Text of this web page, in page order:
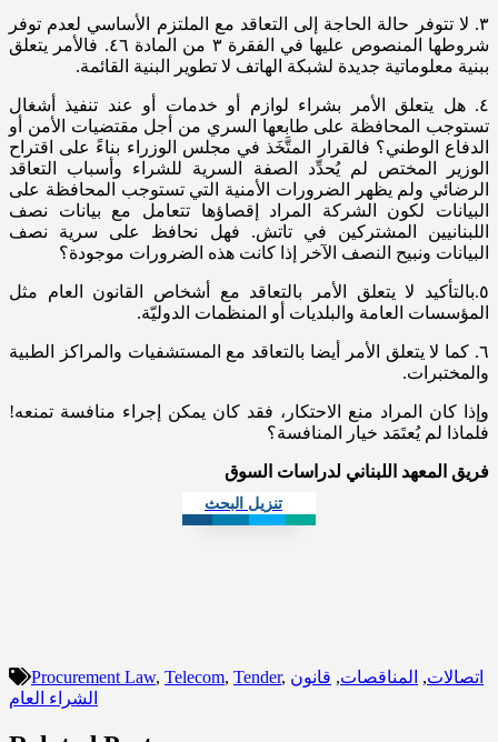
٣. لا تتوفر حالة الحاجة إلى التعاقد مع الملتزم الأساسي لعدم توفر
شروطها المنصوص عليها في الفقرة ٣ من المادة ٤٦. فالأمر يتعلق
ببنية معلوماتية جديدة لشبكة الهاتف لا تطوير البنية القائمة.
٤. هل يتعلق الأمر بشراء لوازم أو خدمات أو عند تنفيذ أشغال
تستوجب المحافظة على طابعها السري من أجل مقتضيات الأمن أو
الدفاع الوطني؟ فالقرار المتَّخَذ في مجلس الوزراء بناءً على اقتراح
الوزير المختص لم يُحدِّد الصفة السرية للشراء وأسباب التعاقد
الرضائي ولم يظهر الضرورات الأمنية التي تستوجب المحافظة على
البيانات لكون الشركة المراد إقصاؤها تتعامل مع بيانات نصف
اللبنانيين المشتركين في تاتش. فهل نحافظ على سرية نصف
البيانات ونبيح النصف الآخر إذا كانت هذه الضرورات موجودة؟
٥.بالتأكيد لا يتعلق الأمر بالتعاقد مع أشخاص القانون العام مثل
المؤسسات العامة والبلديات أو المنظمات الدوليّة.
٦. كما لا يتعلق الأمر أيضا بالتعاقد مع المستشفيات والمراكز الطبية
والمختبرات.
وإذا كان المراد منع الاحتكار، فقد كان يمكن إجراء منافسة تمنعه!
فلماذا لم يُعتَمَد خيار المنافسة؟
فريق المعهد اللبناني لدراسات السوق
تنزيل البحث
Procurement Law, Telecom, Tender, اتصالات, المناقصات, قانون
الشراء العام